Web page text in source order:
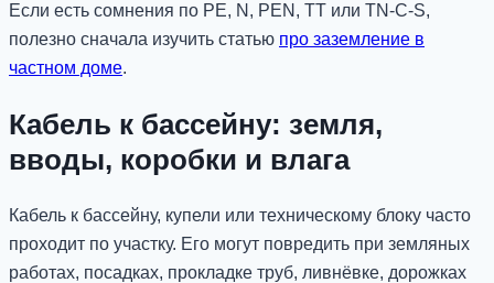
Если есть сомнения по PE, N, PEN, TT или TN-C-S,
полезно сначала изучить статью про заземление в
частном доме.
Кабель к бассейну: земля,
вводы, коробки и влага
Кабель к бассейну, купели или техническому блоку часто
проходит по участку. Его могут повредить при земляных
работах, посадках, прокладке труб, ливнёвке, дорожках